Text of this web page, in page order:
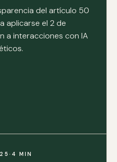
del artículo 50
aplicarse el 2 de
a interacciones con IA
· 4 MIN